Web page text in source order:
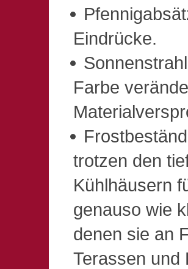
Eindrücke.
Farbe
trotzen den
Kühlhäusern
genauso wie
denen sie an
Terassen und